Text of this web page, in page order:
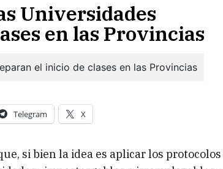
Universidades
en las Provincias
Telegram X
si bien la idea es aplicar los protocolos